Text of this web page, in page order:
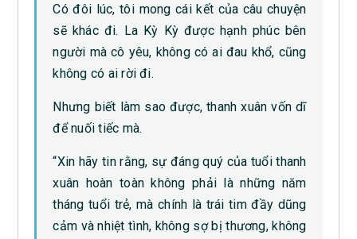
Có đôi lúc, tôi mong cái kết của câu chuyện
sẽ khác đi. La Kỳ Kỳ được hạnh phúc bên
người mà cô yêu, không có ai đau khổ, cũng
không có ai rời đi.
Nhưng biết làm sao được, thanh xuân vốn dĩ
để nuối tiếc mà.
“Xin hãy tin rằng, sự đáng quý của tuổi thanh
xuân hoàn toàn không phải là những năm
tháng tuổi trẻ, mà chính là trái tim đầy dũng
cảm và nhiệt tình, không sợ bị thương, không